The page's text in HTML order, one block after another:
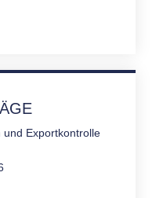
und Exportkontrolle